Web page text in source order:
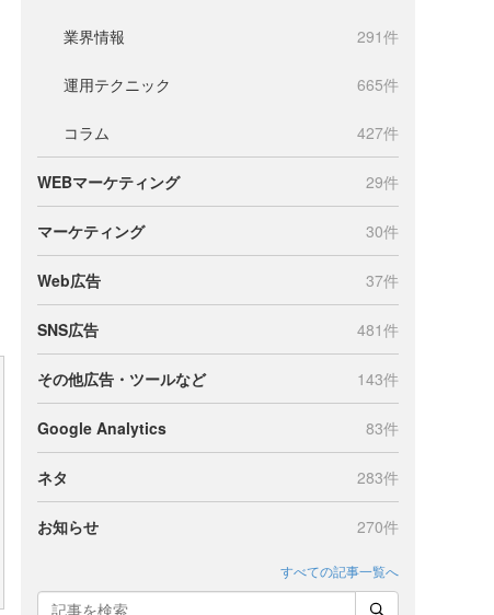
業界情報 291件
運用テクニック 665件
コラム 427件
WEBマーケティング 29件
マーケティング 30件
Web広告 37件
SNS広告 481件
その他広告・ツールなど 143件
Google Analytics 83件
ネタ 283件
お知らせ 270件
すべての記事一覧へ